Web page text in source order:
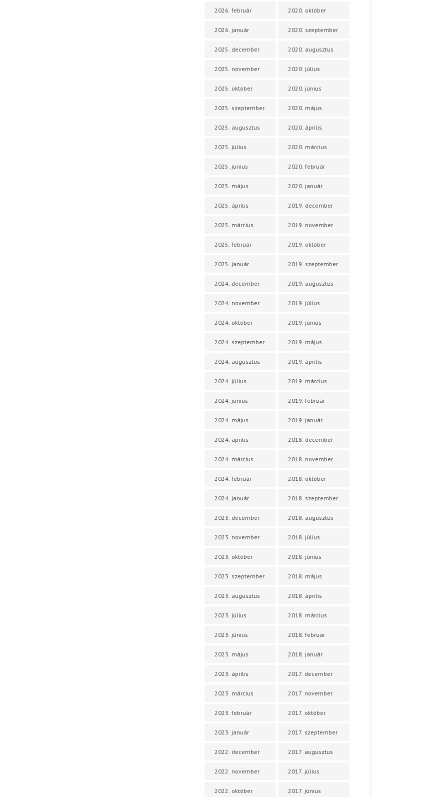
2026. február
2026. január
2025. december
2025. november
2025. október
2025. szeptember
2025. augusztus
2025. július
2025. június
2025. május
2025. április
2025. március
2025. február
2025. január
2024. december
2024. november
2024. október
2024. szeptember
2024. augusztus
2024. július
2024. június
2024. május
2024. április
2024. március
2024. február
2024. január
2023. december
2023. november
2023. október
2023. szeptember
2023. augusztus
2023. július
2023. június
2023. május
2023. április
2023. március
2023. február
2023. január
2022. december
2022. november
2022. október
2020. október
2020. szeptember
2020. augusztus
2020. július
2020. június
2020. május
2020. április
2020. március
2020. február
2020. január
2019. december
2019. november
2019. október
2019. szeptember
2019. augusztus
2019. július
2019. június
2019. május
2019. április
2019. március
2019. február
2019. január
2018. december
2018. november
2018. október
2018. szeptember
2018. augusztus
2018. július
2018. június
2018. május
2018. április
2018. március
2018. február
2018. január
2017. december
2017. november
2017. október
2017. szeptember
2017. augusztus
2017. július
2017. június